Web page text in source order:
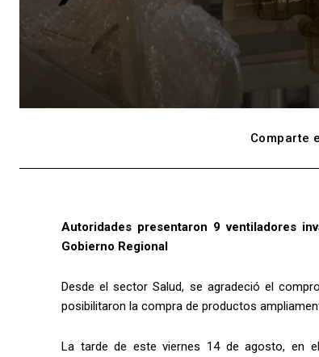
Comparte
Autoridades presentaron 9 ventiladores
Gobierno Regional
Desde el sector Salud, se agradeció el
posibilitaron la compra de productos
La tarde de este viernes 14 de agosto, en